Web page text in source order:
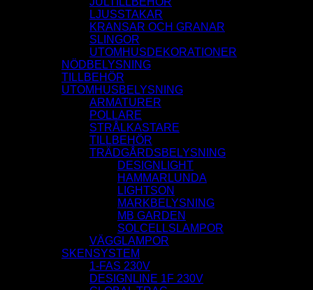
LJUSSTAKAR
KRANSAR OCH GRANAR
SLINGOR
UTOMHUSDEKORATIONER
NÖDBELYSNING
TILLBEHÖR
UTOMHUSBELYSNING
ARMATURER
POLLARE
STRÅLKASTARE
TILLBEHÖR
TRÄDGÅRDSBELYSNING
DESIGNLIGHT
HAMMARLUNDA
LIGHTSON
MARKBELYSNING
MB GARDEN
SOLCELLSLAMPOR
VÄGGLAMPOR
SKENSYSTEM
1-FAS 230V
DESIGNLINE 1F 230V